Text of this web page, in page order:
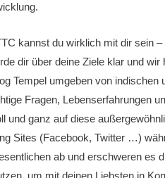
kannst du wirklich mit dir sein
dir über deine Ziele klar und wir
Tempel umgeben von
Fragen, Lebenserfahrungen
und ganz auf diese
Sites (Facebook, Twitter …)
ab und erschweren es
um mit deinen Liebsten in